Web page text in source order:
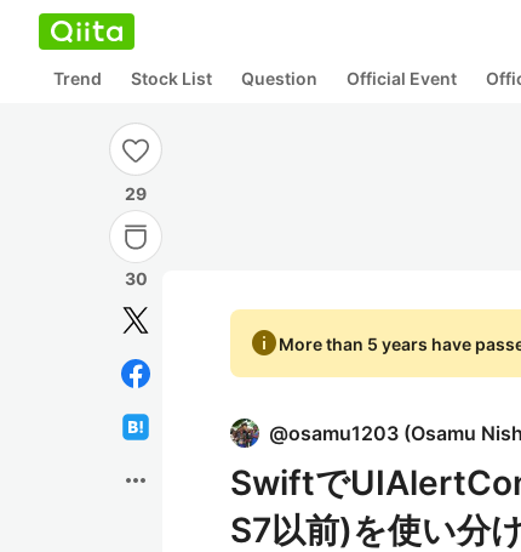
Trend Stock List Question Official Event
29
30
more_horiz
infoMore than 5 years have
@osamu1203 (Osamu
Swiftで
S7以前)を使い分